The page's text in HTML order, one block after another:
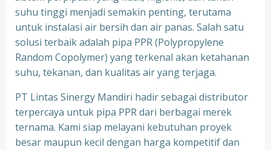
suhu tinggi menjadi semakin penting, terutama
untuk instalasi air bersih dan air panas. Salah satu
solusi terbaik adalah pipa PPR (Polypropylene
Random Copolymer) yang terkenal akan ketahanan
suhu, tekanan, dan kualitas air yang terjaga.
PT Lintas Sinergy Mandiri hadir sebagai distributor
terpercaya untuk pipa PPR dari berbagai merek
ternama. Kami siap melayani kebutuhan proyek
besar maupun kecil dengan harga kompetitif dan